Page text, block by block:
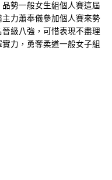
勢一般女生組個人賽這屆
力蕭奉儀參加個人賽來勢
級八強，可惜表現不盡理
力，勇奪柔道一般女子組